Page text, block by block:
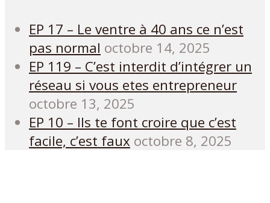
EP 17 – Le ventre à 40 ans ce n’est
pas normal octobre 14, 2025
EP 119 – C’est interdit d’intégrer un
réseau si vous etes entrepreneur
octobre 13, 2025
EP 10 – Ils te font croire que c’est
facile, c’est faux octobre 8, 2025